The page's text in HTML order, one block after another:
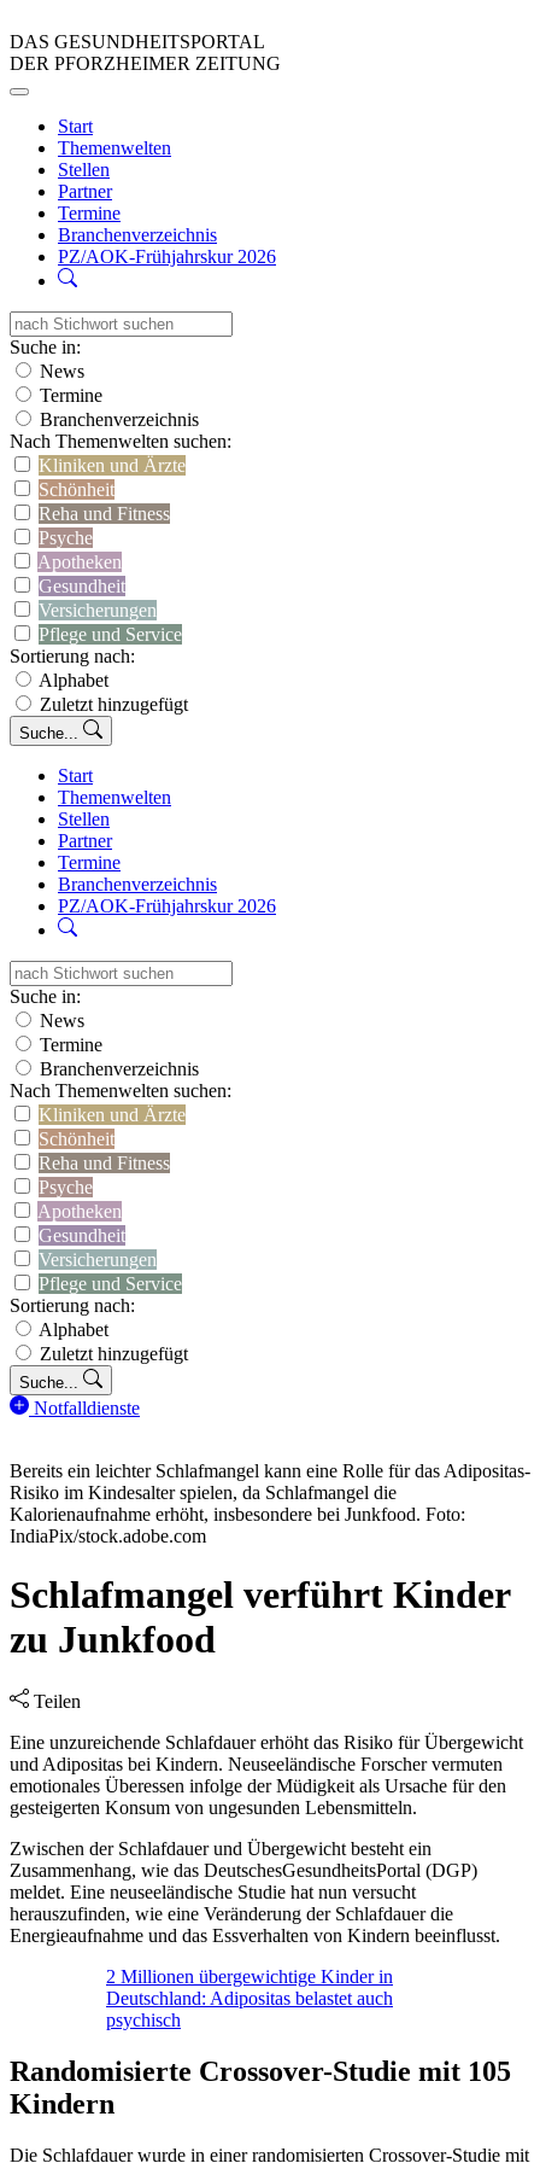
DAS GESUNDHEITSPORTAL
DER PFORZHEIMER ZEITUNG
Start
Themenwelten
Stellen
Partner
Termine
Branchenverzeichnis
PZ/AOK-Frühjahrskur 2026
Suche in:
News
Termine
Branchenverzeichnis
Nach Themenwelten suchen:
Kliniken und Ärzte
Schönheit
Reha und Fitness
Psyche
Apotheken
Gesundheit
Versicherungen
Pflege und Service
Sortierung nach:
Alphabet
Zuletzt hinzugefügt
Suche...
Start
Themenwelten
Stellen
Partner
Termine
Branchenverzeichnis
PZ/AOK-Frühjahrskur 2026
Suche in:
News
Termine
Branchenverzeichnis
Nach Themenwelten suchen:
Kliniken und Ärzte
Schönheit
Reha und Fitness
Psyche
Apotheken
Gesundheit
Versicherungen
Pflege und Service
Sortierung nach:
Alphabet
Zuletzt hinzugefügt
Suche...
Notfalldienste
Bereits ein leichter Schlafmangel kann eine Rolle für das Adipositas-
Risiko im Kindesalter spielen, da Schlafmangel die
Kalorienaufnahme erhöht, insbesondere bei Junkfood. Foto:
IndiaPix/stock.adobe.com
Schlafmangel verführt Kinder
zu Junkfood
Teilen
Eine unzureichende Schlafdauer erhöht das Risiko für Übergewicht
und Adipositas bei Kindern. Neuseeländische Forscher vermuten
emotionales Überessen infolge der Müdigkeit als Ursache für den
gesteigerten Konsum von ungesunden Lebensmitteln.
Zwischen der Schlafdauer und Übergewicht besteht ein
Zusammenhang, wie das DeutschesGesundheitsPortal (DGP)
meldet. Eine neuseeländische Studie hat nun versucht
herauszufinden, wie eine Veränderung der Schlafdauer die
Energieaufnahme und das Essverhalten von Kindern beeinflusst.
2 Millionen übergewichtige Kinder in
Deutschland: Adipositas belastet auch
psychisch
Randomisierte Crossover-Studie mit 105
Kindern
Die Schlafdauer wurde in einer randomisierten Crossover-Studie mit